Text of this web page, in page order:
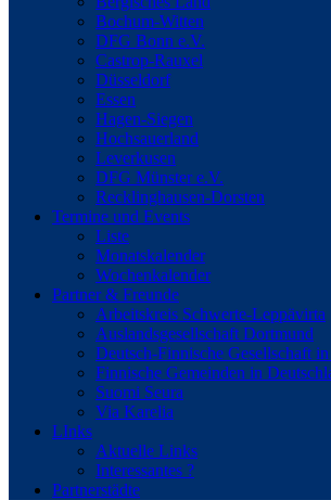
Bochum-Witten
DFG Bonn e.V.
Castrop-Rauxel
Düsseldorf
Essen
Hagen-Siegen
Hochsauerland
Leverkusen
DFG Münster e.V.
Recklinghausen-Dorsten
Termine und Events
Liste
Monatskalender
Wochenkalender
Partner & Freunde
Arbeitskreis Schwerte-Leppävirta
Auslandsgesellschaft Dortmund
Deutsch-Finnische Gesellschaft
Finnische Gemeinden in
Suomi Seura
Via Karelia
LInks
Aktuelle Links
Interessantes ?
Partnerstädte